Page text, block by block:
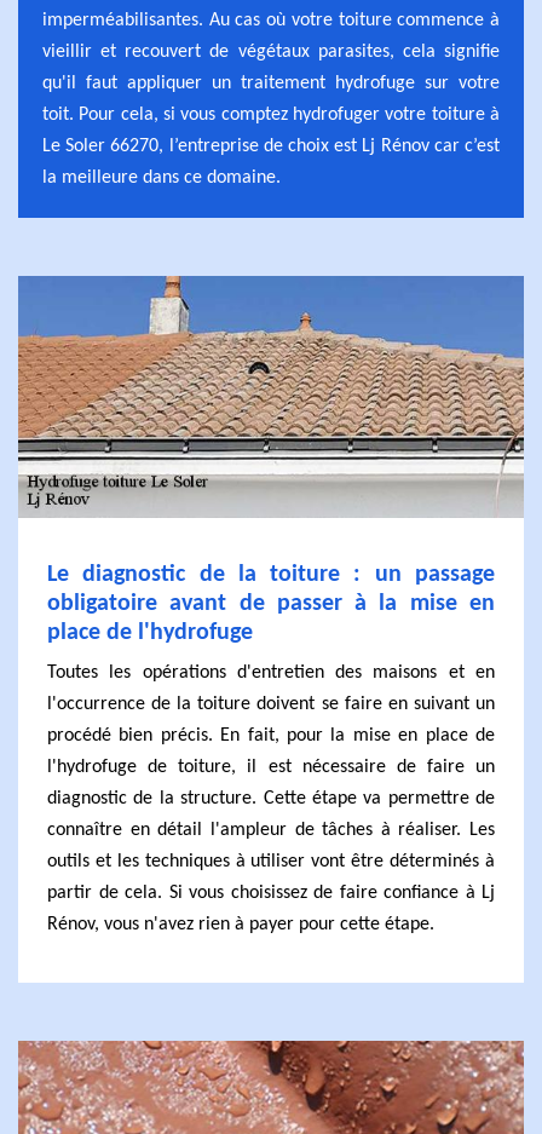
imperméabilisantes. Au cas où votre toiture commence à
vieillir et recouvert de végétaux parasites, cela signifie
qu'il faut appliquer un traitement hydrofuge sur votre
toit. Pour cela, si vous comptez hydrofuger votre toiture à
Le Soler 66270, l’entreprise de choix est Lj Rénov car c’est
la meilleure dans ce domaine.
Le diagnostic de la toiture : un passage
obligatoire avant de passer à la mise en
place de l'hydrofuge
Toutes les opérations d'entretien des maisons et en
l'occurrence de la toiture doivent se faire en suivant un
procédé bien précis. En fait, pour la mise en place de
l'hydrofuge de toiture, il est nécessaire de faire un
diagnostic de la structure. Cette étape va permettre de
connaître en détail l'ampleur de tâches à réaliser. Les
outils et les techniques à utiliser vont être déterminés à
partir de cela. Si vous choisissez de faire confiance à Lj
Rénov, vous n'avez rien à payer pour cette étape.